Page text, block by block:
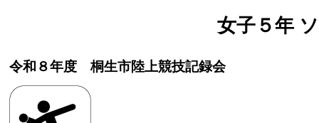
女子５年
令和８年度 桐生市陸上競技記録会